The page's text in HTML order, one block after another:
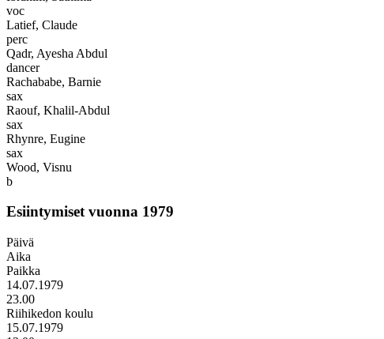
voc
Latief, Claude
perc
Qadr, Ayesha Abdul
dancer
Rachababe, Barnie
sax
Raouf, Khalil-Abdul
sax
Rhynre, Eugine
sax
Wood, Visnu
b
Esiintymiset vuonna 1979
Päivä
Aika
Paikka
14.07.1979
23.00
Riihikedon koulu
15.07.1979